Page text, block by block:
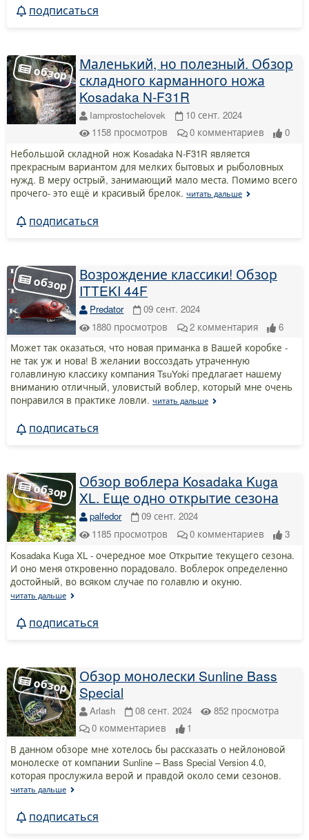
подписаться
Маленький, но полезный. Обзор
складного карманного ножа
Kosadaka N-F31R
Iamprostochelovek
10 сент. 2024
1158 просмотров 0 комментариев
0
Небольшой складной нож Kosadakа N-F31R является
прекрасным вариантом для мелких бытовых и рыболовных
нужд. В меру острый, занимающий мало места. Помимо всего
прочего- это ещё и красивый брелок. читать дальше
подписаться
Возрождение классики! Обзор
ITTEKI 44F
Predator
09 сент. 2024
1880 просмотров 2 комментария
6
Может так оказаться, что новая приманка в Вашей коробке -
не так уж и нова! В желании воссоздать утраченную
голавлиную классику компания TsuYoki предлагает нашему
вниманию отличный, уловистый воблер, который мне очень
понравился в практике ловли. читать дальше
подписаться
Обзор воблера Kosadaka Kuga
XL. Еще одно открытие сезона
palfedor
09 сент. 2024
1185 просмотров 0 комментариев
3
Kosadaka Kuga XL - очередное мое Открытие текущего сезона.
И оно меня откровенно порадовало. Воблерок определенно
достойный, во всяком случае по голавлю и окуню.
читать дальше
подписаться
Обзор монолески Sunline Bass
Special
Arlash 08 сент. 2024 852 просмотра
0 комментариев
1
В данном обзоре мне хотелось бы рассказать о нейлоновой
монолеске от компании Sunline – Bass Special Version 4.0,
которая прослужила верой и правдой около семи сезонов.
читать дальше
подписаться